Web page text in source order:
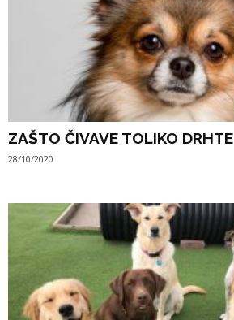
ZAŠTO ČIVAVE TOLIKO DRHTE
28/10/2020